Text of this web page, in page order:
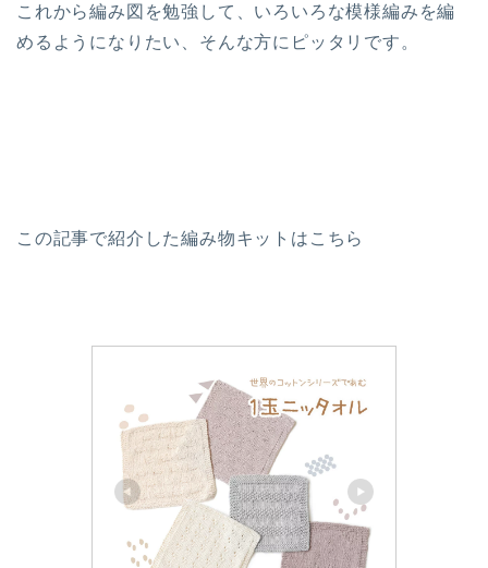
これから編み図を勉強して、いろいろな模様編みを編
めるようになりたい、そんな方にピッタリです。
この記事で紹介した編み物キットはこちら